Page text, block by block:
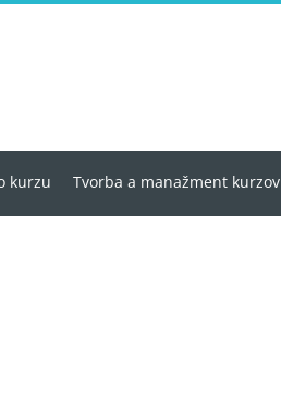
kurzu Tvorba a manažment kurzov